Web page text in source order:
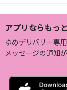
アプリならもっ
ゆめデリバリー専
メッセージの通知